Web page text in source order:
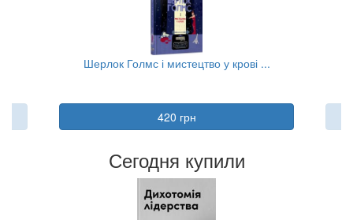
Шерлок Голмс і мистецтво у крові ...
420 грн
Сегодня купили